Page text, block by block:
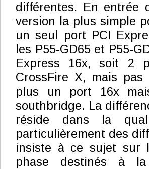
différentes. En entrée
version la plus simple
un seul port PCI
les P55-GD65 et P55-
Express 16x, soit 2
CrossFire X, mais
plus un port 16x
southbridge. La
réside dans la
particulièrement des
insiste à ce sujet sur
phase destinés à